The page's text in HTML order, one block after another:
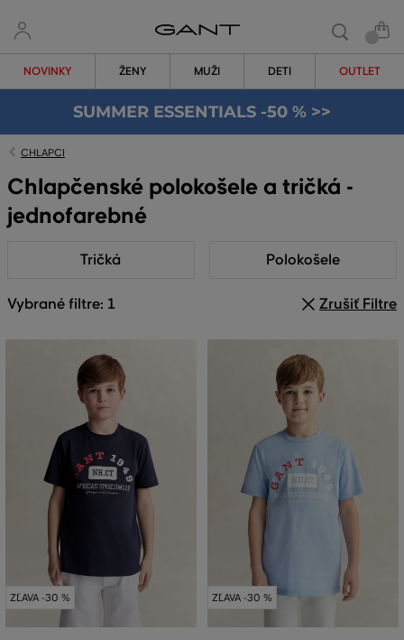
NOVINKY ŽENY MUŽI DETI OUTLET
SUMMER ESSENTIALS -50 % >>
CHLAPCI
Chlapčenské polokošele a tričká -
jednofarebné
Tričká Polokošele
Vybrané filtre: 1 Zrušiť Filtre
ZĽAVA -30 % ZĽAVA -30 %